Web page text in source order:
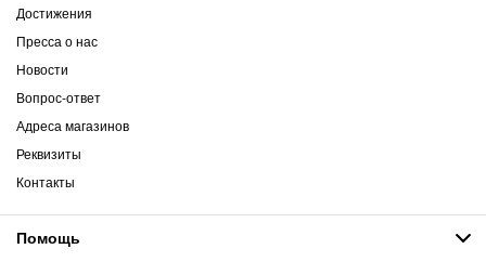
Достижения
Пресса о нас
Новости
Вопрос-ответ
Адреса магазинов
Реквизиты
Контакты
Помощь